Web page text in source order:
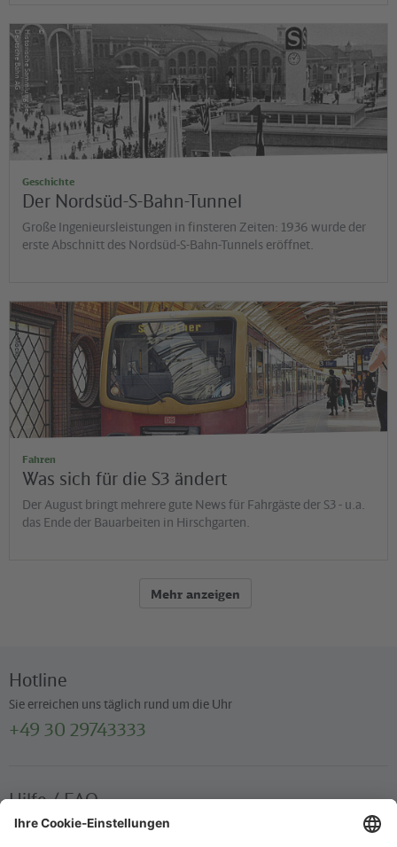
©
H
is
t
o
r
is
c
h
e
S
a
m
m
lu
n
g
d
e
r
D
e
u
t
s
c
h
e
B
a
h
n
A
G
Geschichte
Der Nordsüd-S-Bahn-Tunnel
Große Ingenieursleistungen in finsteren Zeiten: 1936 wurde der
erste Abschnitt des Nordsüd-S-Bahn-Tunnels eröffnet.
Diana Möckl
Fahren
Was sich für die S3 ändert
Der August bringt mehrere gute News für Fahrgäste der S3 - u.a.
das Ende der Bauarbeiten in Hirschgarten.
Mehr anzeigen
Hotline
Sie erreichen uns täglich rund um die Uhr
+49 30 29743333
Hilfe / FAQ
Die wichtigsten Antworten und Hilfestellungen für unterwegs